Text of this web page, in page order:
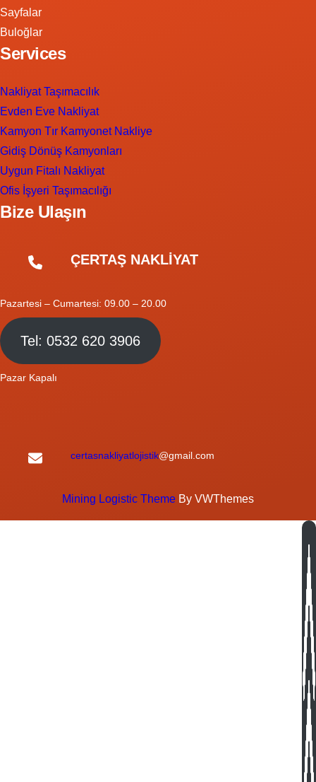
Sayfalar
Buloğlar
Services
Nakliyat Taşımacılık
Evden Eve Nakliyat
Kamyon Tır Kamyonet Nakliye
Gidiş Dönüş Kamyonları
Uygun Fitalı Nakliyat
Ofis İşyeri Taşımacılığı
Bize Ulaşın
ÇERTAŞ NAKLİYAT
Pazartesi – Cumartesi: 09.00 – 20.00
Tel: 0532 620 3906
Pazar Kapalı
certasnakliyatlojistik@gmail.com
Mining Logistic Theme By VWThemes